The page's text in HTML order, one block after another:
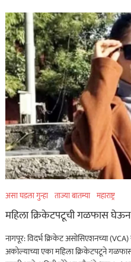
असा घडला गुन्हा
कायद्याचा बडगा
ताज्या बातम्या
पोलिस खाते
मुख्य बातम्या
स्पेशल न्यूज
राज्यभरातून ‘पोलिस
स्टेशनची पायरी चढताना…’
या पुस्तकाला मोठी मागणी
जुलै 11, 2026
असा घडला गुन्हा
ताज्या बातम्या
महाराष्ट्र
भंडारा हादरलं! तीन वर्षांच्या
असा घडला गुन्हा ताज्या बातम्या महाराष्ट्र
महिला क्रिकेटपटूची गळफास
नागपूर: विदर्भ क्रिकेट असोसिएशनच्या
अकोल्याच्या एका महिला क्रिकेटपटूने